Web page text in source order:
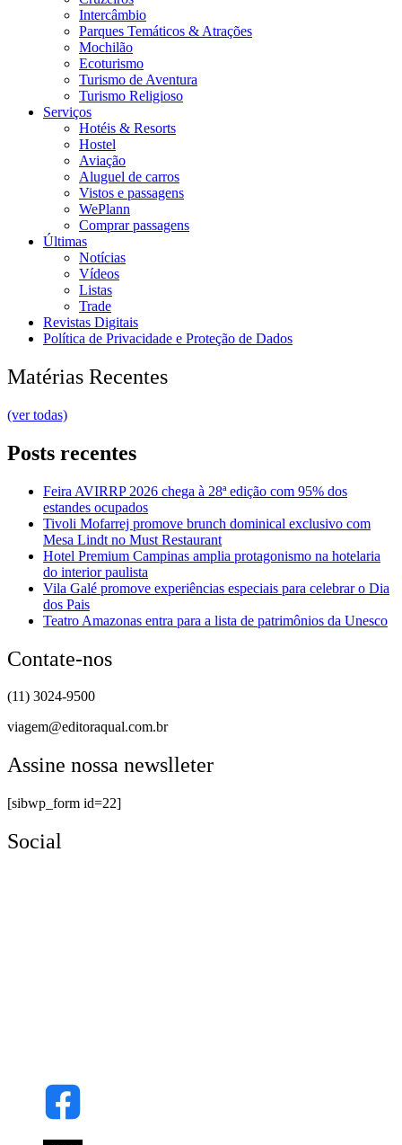
Intercâmbio
Parques Temáticos & Atrações
Mochilão
Ecoturismo
Turismo de Aventura
Turismo Religioso
Serviços
Hotéis & Resorts
Hostel
Aviação
Aluguel de carros
Vistos e passagens
WePlann
Comprar passagens
Últimas
Notícias
Vídeos
Listas
Trade
Revistas Digitais
Política de Privacidade e Proteção de Dados
Matérias Recentes
(ver todas)
Posts recentes
Feira AVIRRP 2026 chega à 28ª edição com 95% dos
estandes ocupados
Tivoli Mofarrej promove brunch dominical exclusivo com
Mesa Lindt no Must Restaurant
Hotel Premium Campinas amplia protagonismo na hotelaria
do interior paulista
Vila Galé promove experiências especiais para celebrar o Dia
dos Pais
Teatro Amazonas entra para a lista de patrimônios da Unesco
Contate-nos
(11) 3024-9500
viagem@editoraqual.com.br
Assine nossa newslleter
[sibwp_form id=22]
Social